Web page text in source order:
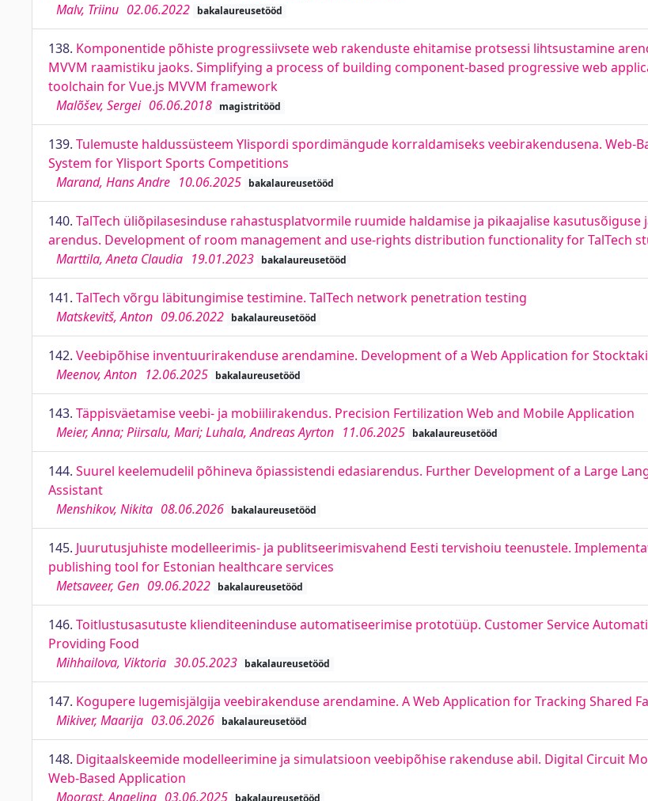
Malv, Triinu 02.06.2022 bakalaureusetööd
138. Komponentide põhiste progressiivsete web rakenduste ehitamise protsessi lihtsustamine
MVVM raamistiku jaoks. Simplifying a process of building component-based progressive web
toolchain for Vue.js MVVM framework
Malõšev, Sergei 06.06.2018 magistritööd
139. Tulemuste haldussüsteem Ylispordi spordimängude korraldamiseks veebirakendusena. Web-
System for Ylisport Sports Competitions
Marand, Hans Andre 10.06.2025 bakalaureusetööd
140. TalTech üliõpilasesinduse rahastusplatvormile ruumide haldamise ja pikaajalise
arendus. Development of room management and use-rights distribution functionality for TalTech
Marttila, Aneta Claudia 19.01.2023 bakalaureusetööd
141. TalTech võrgu läbitungimise testimine. TalTech network penetration testing
Matskevitš, Anton 09.06.2022 bakalaureusetööd
142. Veebipõhise inventuurirakenduse arendamine. Development of a Web Application for
Meenov, Anton 12.06.2025 bakalaureusetööd
143. Täppisväetamise veebi- ja mobiilirakendus. Precision Fertilization Web and Mobile Application
Meier, Anna; Piirsalu, Mari; Luhala, Andreas Ayrton 11.06.2025 bakalaureusetööd
144. Suurel keelemudelil põhineva õpiassistendi edasiarendus. Further Development of a Large
Assistant
Menshikov, Nikita 08.06.2026 bakalaureusetööd
145. Juurutusjuhiste modelleerimis- ja publitseerimisvahend Eesti tervishoiu teenustele.
publishing tool for Estonian healthcare services
Metsaveer, Gen 09.06.2022 bakalaureusetööd
146. Toitlustusasutuste klienditeeninduse automatiseerimise prototüüp. Customer Service
Providing Food
Mihhailova, Viktoria 30.05.2023 bakalaureusetööd
147. Kogupere lugemisjälgija veebirakenduse arendamine. A Web Application for Tracking Shared
Mikiver, Maarija 03.06.2026 bakalaureusetööd
148. Digitaalskeemide modelleerimine ja simulatsioon veebipõhise rakenduse abil. Digital Circuit
Web-Based Application
Moorast, Angelina 03.06.2025 bakalaureusetööd